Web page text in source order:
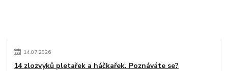
14.07.2026
14 zlozvyků pletařek a háčkařek. Poznáváte se?